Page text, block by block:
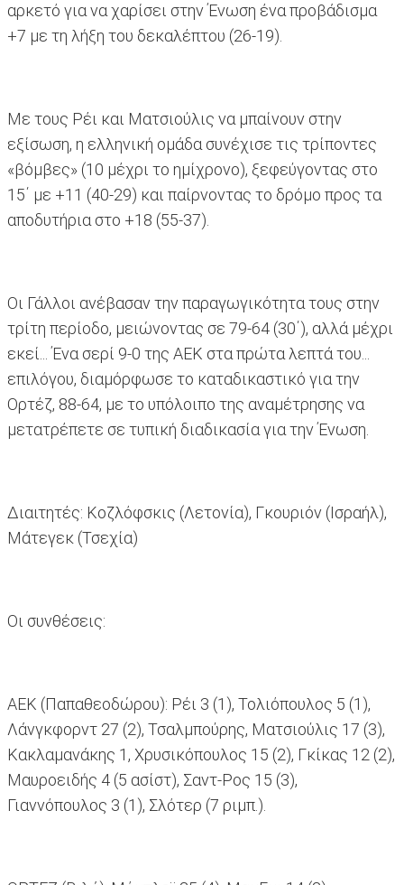
αρκετό για να χαρίσει στην Ένωση ένα προβάδισμα
+7 με τη λήξη του δεκαλέπτου (26-19).
Με τους Ρέι και Ματσιούλις να μπαίνουν στην
εξίσωση, η ελληνική ομάδα συνέχισε τις τρίποντες
«βόμβες» (10 μέχρι το ημίχρονο), ξεφεύγοντας στο
15΄ με +11 (40-29) και παίρνοντας το δρόμο προς τα
αποδυτήρια στο +18 (55-37).
Οι Γάλλοι ανέβασαν την παραγωγικότητα τους στην
τρίτη περίοδο, μειώνοντας σε 79-64 (30΄), αλλά μέχρι
εκεί... Ένα σερί 9-0 της ΑΕΚ στα πρώτα λεπτά του...
επιλόγου, διαμόρφωσε το καταδικαστικό για την
Ορτέζ, 88-64, με το υπόλοιπο της αναμέτρησης να
μετατρέπετε σε τυπική διαδικασία για την Ένωση.
Διαιτητές: Κοζλόφσκις (Λετονία), Γκουριόν (Ισραήλ),
Μάτεγεκ (Τσεχία)
Οι συνθέσεις:
ΑΕΚ (Παπαθεοδώρου): Ρέι 3 (1), Τολιόπουλος 5 (1),
Λάνγκφορντ 27 (2), Τσαλμπούρης, Ματσιούλις 17 (3),
Κακλαμανάκης 1, Χρυσικόπουλος 15 (2), Γκίκας 12 (2),
Μαυροειδής 4 (5 ασίστ), Σαντ-Ρος 15 (3),
Γιαννόπουλος 3 (1), Σλότερ (7 ριμπ.).